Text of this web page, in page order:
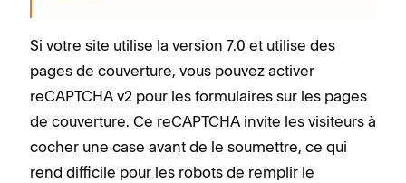
Si votre site utilise la version 7.0 et utilise des
pages de couverture, vous pouvez activer
reCAPTCHA v2 pour les formulaires sur les pages
de couverture. Ce reCAPTCHA invite les visiteurs à
cocher une case avant de le soumettre, ce qui
rend difficile pour les robots de remplir le